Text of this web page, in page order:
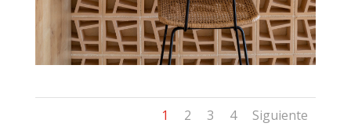
1 2 3 4 Siguiente